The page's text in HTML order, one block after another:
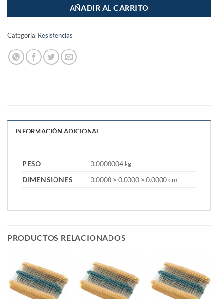
AÑADIR AL CARRITO
Categoría: Resistencias
INFORMACIÓN ADICIONAL
PESO
0.0000004 kg
DIMENSIONES
0.0000 × 0.0000 × 0.0000 cm
PRODUCTOS RELACIONADOS